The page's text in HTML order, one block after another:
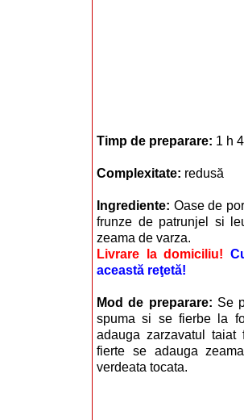
Timp de preparare: 1 h
Complexitate: redusă
Ingrediente: Oase de
frunze de patrunjel si
zeama de varza.
Livrare la domiciliu!
această reţetă!
Mod de preparare: Se
spuma si se fierbe la
adauga zarzavatul
fierte se adauga
verdeata tocata.